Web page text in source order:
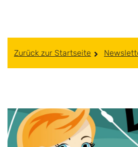
Zurück zur Startseite